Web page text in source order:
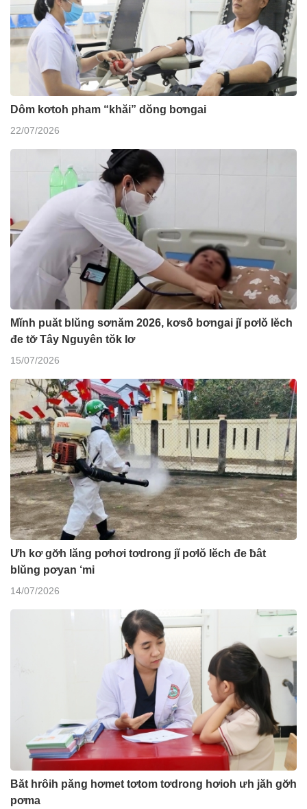
Dôm kơtoh pham “khăi” dŏng bơngai
22/07/2026
Mĭnh puăt blŭng sơnăm 2026, kơsô̆ bơngai jĭ pơlŏ lĕch
đe tơ̆ Tây Nguyên tŏk lơ
15/07/2026
Ưh kơ gơ̆h lăng pơhơi tơdrong jĭ pơlŏ lĕch đe ƀât
blŭng pơyan ‘mi
14/07/2026
Băt hrôih păng hơmet tơtom tơdrong hơioh ưh jăh gơ̆h
pơma